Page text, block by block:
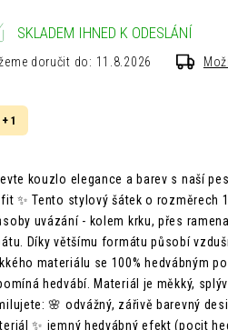
1
kouzlo elegance a barev s naší
✨ Tento stylový šátek o rozměrech
uvázání - kolem krku, přes
Díky většímu formátu působí
materiálu se 100% hedvábným
hedvábí. Materiál je měkký,
🌸 odvážný, zářivě barevný
✨ jemný hedvábný efekt (pocit
SKLADEM IHNED K ODESLÁNÍ
doručit do: 11.8.2026